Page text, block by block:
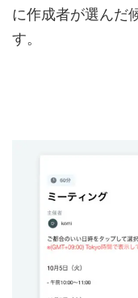
に作成者が選んだ
す。